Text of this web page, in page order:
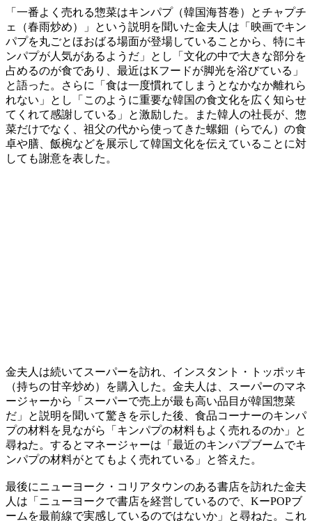
「一番よく売れる惣菜はキンパプ（韓国海苔巻）とチャプチ
ェ（春雨炒め）」という説明を聞いた金夫人は「映画でキン
パプを丸ごとほおばる場面が登場していることから、特にキ
ンパプが人気があるようだ」とし「文化の中で大きな部分を
占めるのが食であり、最近はKフードが脚光を浴びている」
と語った。さらに「食は一度慣れてしまうとなかなか離れら
れない」とし「このように重要な韓国の食文化を広く知らせ
てくれて感謝している」と激励した。また韓人の社長が、惣
菜だけでなく、祖父の代から使ってきた螺鈿（らでん）の食
卓や膳、飯椀などを展示して韓国文化を伝えていることに対
しても謝意を表した。
金夫人は続いてスーパーを訪れ、インスタント・トッポッキ
（持ちの甘辛炒め）を購入した。金夫人は、スーパーのマネ
ージャーから「スーパーで売上が最も高い品目が韓国惣菜
だ」と説明を聞いて驚きを示した後、食品コーナーのキンパ
プの材料を見ながら「キンパプの材料もよく売れるのか」と
尋ねた。するとマネージャーは「最近のキンパプブームでキ
ンパプの材料がとてもよく売れている」と答えた。
最後にニューヨーク・コリアタウンのある書店を訪れた金夫
人は「ニューヨークで書店を経営しているので、KーPOPブ
ームを最前線で実感しているのではないか」と尋ねた。これ